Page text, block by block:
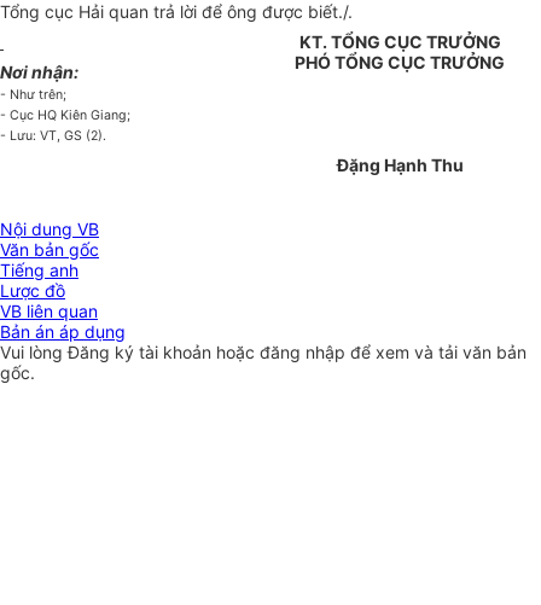
Tổng cục Hải quan trả lời để ông được biết./.
Nơi nhận:
- Như trên;
- Cục HQ Kiên Giang;
- Lưu: VT, GS (2).
KT. TỔNG CỤC TRƯỞNG
PHÓ TỔNG CỤC TRƯỞNG
Đặng Hạnh Thu
Nội dung VB
Văn bản gốc
Tiếng anh
Lược đồ
VB liên quan
Bản án áp dụng
Vui lòngĐăng ký tài khoản hoặc đăng nhập để xem và tải văn bản
gốc.